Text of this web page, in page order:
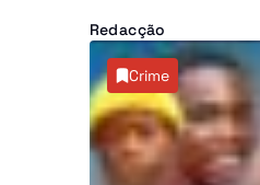
madrugada desta
assaltantes
mil kwanzas,
computadores,
deixando os
a questionar a
Redacção
Crime